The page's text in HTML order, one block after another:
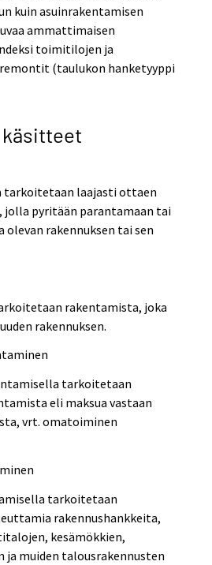
kuin asuinrakentamisen
ammattimaisen
toimitilojen ja
(taulukon hanketyyppi
käsitteet
tarkoitetaan laajasti ottaen
jolla pyritään parantamaan tai
rakennuksen tai sen
rakentamista, joka
rakennuksen.
tarkoitetaan
eli maksua vastaan
vrt. omatoiminen
tarkoitetaan
rakennushankkeita,
kesämökkien,
ja muiden talousrakennusten